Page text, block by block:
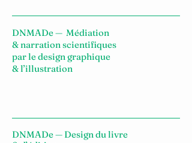
DNMADe — Médiation
& narration scientifiques
par le design graphique
& l’illustration
DNMADe — Design du livre